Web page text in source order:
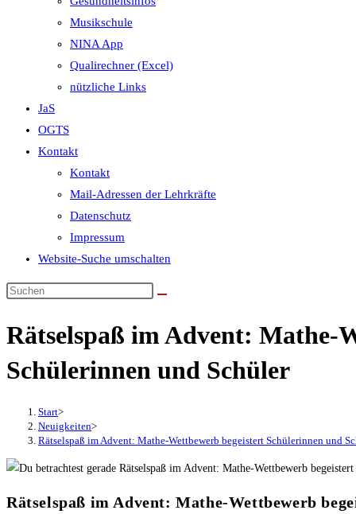
Musikschule
NINA App
Qualirechner (Excel)
nützliche Links
JaS
OGTS
Kontakt
Kontakt
Mail-Adressen der Lehrkräfte
Datenschutz
Impressum
Website-Suche umschalten
Rätselspaß im Advent: Mathe-
Schülerinnen und Schüler
Start>
Neuigkeiten>
Rätselspaß im Advent: Mathe-Wettbewerb begeistert Schülerinnen und
Rätselspaß im Advent: Mathe-Wettbewerb